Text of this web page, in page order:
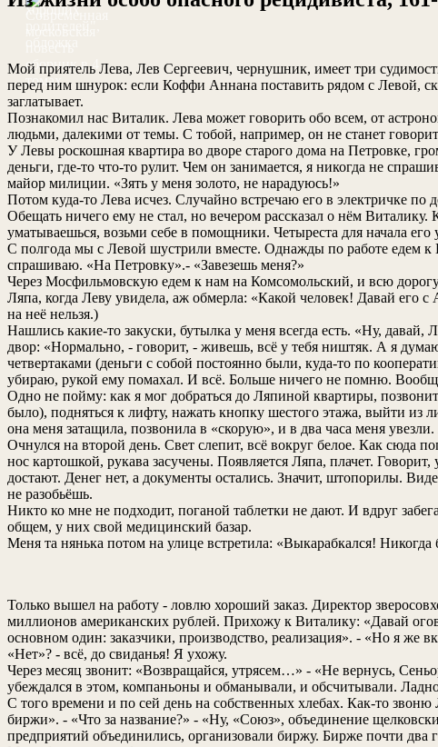
Мой приятель Лева, Лев Сергеевич, чернушник, имеет три
перед ним шнурок: если Коффи Аннана поставить рядом с Левой,
заглатывает.
Познакомил нас Виталик. Лева может говорить обо всем, от
людьми, далекими от темы. С тобой, например, он не станет
У Левы роскошная квартира во дворе старого дома на Петровке,
деньги, где-то что-то рулит. Чем он занимается, я никогда не
майор милиции. «Зять у меня золото, не нарадуюсь!»
Потом куда-то Лева исчез. Случайно встречаю его в электричке
Обещать ничего ему не стал, но вечером рассказал о нём
уматываешься, возьми себе в помощники. Четыреста для начала его
С полгода мы с Левой шустрили вместе. Однажды по работе едем к
спрашиваю. «На Петровку».- «Завезешь меня?»
Через Мосфильмовскую едем к нам на Комсомольский, и всю
Ляпа, когда Леву увидела, аж обмерла: «Какой человек! Давай его
на неё нельзя.)
Нашлись какие-то закуски, бутылка у меня всегда есть. «Ну,
двор: «Нормально, - говорит, - живешь, всё у тебя ништяк. А я
четвертаками (деньги с собой постоянно были, куда-то по
убираю, рукой ему помахал. И всё. Больше ничего не помню.
Одно не пойму: как я мог добраться до Ляпиной квартиры,
было), подняться к лифту, нажать кнопку шестого этажа, выйти
она меня затащила, позвонила в «скорую», и в два часа меня
Очнулся на второй день. Свет слепит, всё вокруг белое. Как сюда
нос картошкой, рукава засучены. Появляется Ляпа, плачет.
достают. Денег нет, а документы остались. Значит, штопорилы.
не разобьёшь.
Никто ко мне не подходит, поганой таблетки не дают. И вдруг
общем, у них свой медицинский базар.
Меня та нянька потом на улице встретила: «Выкарабкался!
Только вышел на работу - ловлю хороший заказ. Директор
миллионов американских рублей. Прихожу к Виталику: «Давай
основном один: заказчики, производство, реализация». - «Но я же
«Нет»? - всё, до свиданья! Я ухожу.
Через месяц звонит: «Возвращайся, утрясем…» - «Не вернусь,
убеждался в этом, компаньоны и обманывали, и обсчитывали.
С того времени и по сей день на собственных хлебах. Как-то
биржи». - «Что за название?» - «Ну, «Союз», объединение
предприятий объединились, организовали биржу. Бирже почти